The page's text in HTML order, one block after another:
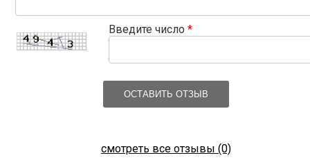
Введите число *
ОСТАВИТЬ ОТЗЫВ
смотреть все отзывы (0)